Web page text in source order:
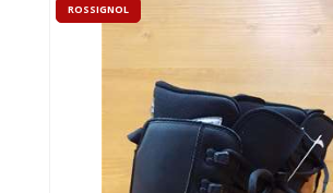
ROSSIGNOL